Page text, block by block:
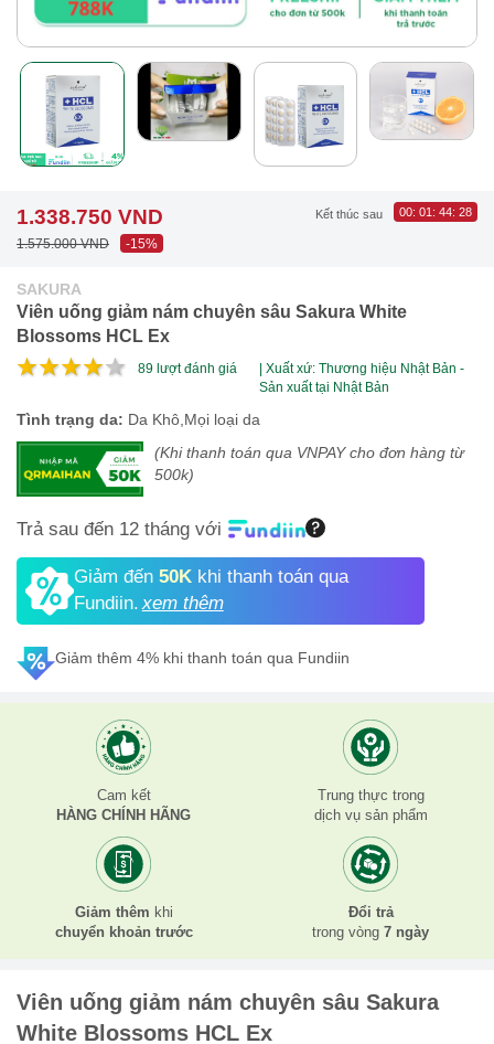
1.338.750 VND
1.575.000 VND -15%
Kết thúc sau 00: 01 : 44: 26
SAKURA
Viên uống giảm nám chuyên sâu Sakura White
Blossoms HCL Ex
89 lượt đánh giá
| Xuất xứ: Thương hiệu Nhật Bản -
Sản xuất tại Nhật Bản
Tình trạng da: Da Khô,Mọi loại da
(Khi thanh toán qua VNPAY cho đơn hàng từ
500k)
Trả sau đến 12 tháng với
Giảm đến 50K khi thanh toán qua
Fundiin.xem thêm
Giảm thêm 4% khi thanh toán qua Fundiin
Cam kết
HÀNG CHÍNH HÃNG
Trung thực trong
dịch vụ sản phẩm
Giảm thêm khi
chuyển khoản trước
Đổi trả
trong vòng 7 ngày
Viên uống giảm nám chuyên sâu Sakura
White Blossoms HCL Ex